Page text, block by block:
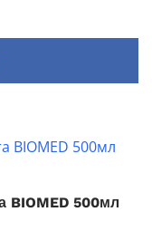
BIOMED 500мл